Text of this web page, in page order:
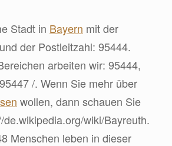
Stadt in Bayern mit der
der Postleitzahl: 95444.
arbeiten wir: 95444,
/. Wenn Sie mehr über
wollen, dann schauen Sie
wiki/Bayreuth.
Menschen leben in dieser